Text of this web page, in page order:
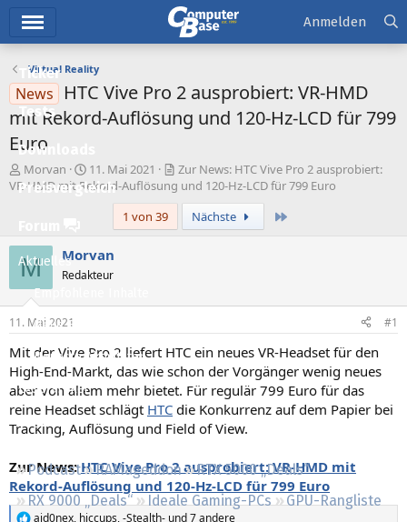
Ticker
Tests
Downloads
Preisvergleich
Aktuelles
Empfohlene Inhalte
Neue Beiträge
Neueste Aktivitäten
Leserartikel
Regeln
Podcast RAMageddon
RTX 5000 „Deals“
RX 9000 „Deals“
Ideale Gaming-PCs
GPU-Rangliste
Anmelden
Virtual Reality
News
HTC Vive Pro 2 ausprobiert: VR-HMD
mit Rekord-Auflösung und 120-Hz-LCD für 799
Euro
E
r
e
l
l
r
Morvan
E
r
l
l
t
11. Mai 2021
Zur News: HTC Vive Pro 2 ausprobiert:
VR-HMD mit Rekord-Auflösung und 120-Hz-LCD für 799 Euro
1 von 39
Nächste
M Morvan
Redakteur
11. Mai 2021 #1
Mit der Vive Pro 2 liefert HTC ein neues VR-Headset für den
High-End-Markt, das wie schon der Vorgänger wenig neues
aber von allem mehr bietet. Für regulär 799 Euro für das
reine Headset schlägt HTC die Konkurrenz auf dem Papier bei
Tracking, Auflösung und Field of View.
Zur News:HTC Vive Pro 2 ausprobiert: VR-HMD mit
Rekord-Auflösung und 120-Hz-LCD für 799 Euro
aid0nex, hiccups,-Stealth- und 7 andere